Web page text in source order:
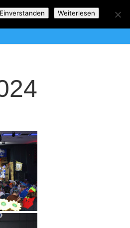
Termine Sponsoren
Einverstanden Weiterlesen